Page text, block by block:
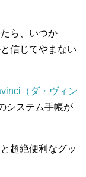
ら、いつか
信じてやまない
（ダ・ヴィン
システム手帳が
超絶便利なグッ